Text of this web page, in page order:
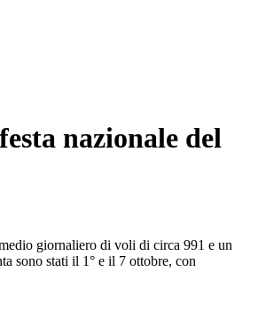
nazionale del
giornaliero di voli di circa 991 e un
sono stati il 1° e il 7 ottobre, con